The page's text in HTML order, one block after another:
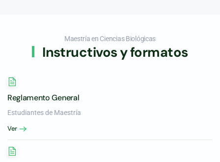
Maestría en Ciencias Biológicas
Instructivos y formatos
Reglamento General
Estudiantes de Maestría
Ver